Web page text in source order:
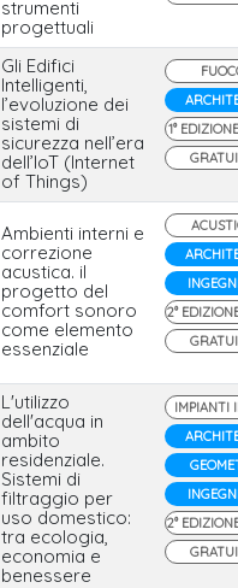
strumenti
progettuali
Gli Edifici
Intelligenti,
l’evoluzione dei
sistemi di
sicurezza nell’era
dell’IoT (Internet
of Things)
1°
Ambienti interni e
correzione
acustica. il
progetto del
comfort sonoro
come elemento
essenziale
2°
L'utilizzo
dell'acqua in
ambito
residenziale.
Sistemi di
filtraggio per
uso domestico:
tra ecologia,
economia e
benessere
IMPIANTI
2°